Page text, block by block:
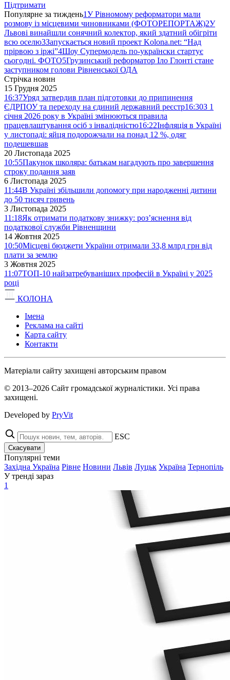
Підтримати
Популярне за тиждень1У Рівномому реформатори мали
розмову із місцевими чиновниками (ФОТОРЕПОРТАЖ)2У
Львові винайшли сонячний колектор, який здатний обігріти
всю оселю3Запускається новий проект Kolona.net: “Над
прірвою з іржі”4Шоу Супермодель по-українски стартує
сьогодні. ФОТО5Грузинський реформатор Іло Глонті стане
заступником голови Рівненської ОДА
Стрічка новин
15 Грудня 2025
16:37Уряд затвердив план підготовки до припинення
ЄДРПОУ та переходу на єдиний державний реєстр16:30З 1
січня 2026 року в Україні змінюються правила
працевлаштування осіб з інвалідністю16:22Інфляція в Україні
у листопаді: яйця подорожчали на понад 12 %, одяг
подешевшав
20 Листопада 2025
10:55Пакунок школяра: батькам нагадують про завершення
строку подання заяв
6 Листопада 2025
11:44В Україні збільшили допомогу при народженні дитини
до 50 тисяч гривень
3 Листопада 2025
11:18Як отримати податкову знижку: роз’яснення від
податкової служби Рівненщини
14 Жовтня 2025
10:50Місцеві бюджети України отримали 33,8 млрд грн від
плати за землю
3 Жовтня 2025
11:07ТОП-10 найзатребуваніших професій в Україні у 2025
році
КОЛОНА
Імена
Реклама на сайті
Карта сайту
Контакти
Матеріали сайту захищені авторським правом
© 2013–2026 Сайт громадської журналістики. Усі права
захищені.
Developed by PryVit
ESC
Скасувати
Популярні теми
Західна Україна Рівне Новини Львів Луцьк Україна Тернопіль
У тренді зараз
1